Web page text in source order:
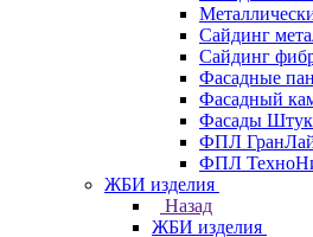
Сайдинг
Сайдинг
Фасадные
Фасадный
Фасады
ФПЛ
ФПЛ
ЖБИ изделия
Назад
ЖБИ изделия